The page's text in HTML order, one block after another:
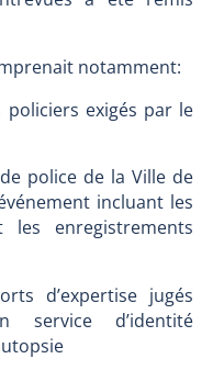
notamment:
exigés par le
police de la Ville de
incluant les
enregistrements
jugés
service d’identité